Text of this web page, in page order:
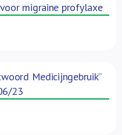
migraine profylaxe
Medicijngebruik”
23